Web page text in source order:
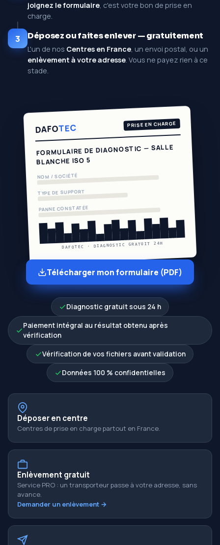
joignez le formulaire, c'est votre bon de prise en
charge.
3 Déposez ou faites enlever — gratuitement
L'un de nos Centres en France , un envoi postal, ou un
enlèvement à votre adresse . Vous ne payez rien à ce
stade.
DAFOTEC PRISE EN CHARGE
FORMULAIRE DE DIAGNOSTIC — SALLE
BLANCHE ISO 5
NOM / SOCIÉTÉ
TYPE DE SUPPORT
PANNE CONSTATÉE
DAFOTEC · DIAGNOSTIC GRATUIT 24H
Télécharger mon formulaire (PDF)
Diagnostic gratuit sous 24 h
Paiement intégral au résultat obtenu après
vérification
Vérification de vos fichiers avant validation
Données 100 % confidentielles
Déposer en centre
Centres de prise en charge partout en France.
Enlèvement gratuit
Service PRO : un transporteur passe à votre adresse, sans
avance.
Demander un enlèvement →